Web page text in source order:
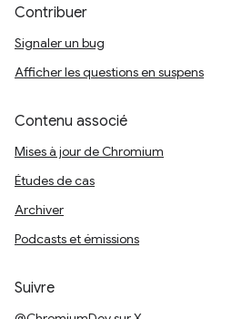
Contribuer
Signaler un bug
Afficher les questions en suspens
Contenu associé
Mises à jour de Chromium
Études de cas
Archiver
Podcasts et émissions
Suivre